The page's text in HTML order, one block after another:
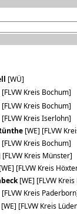
[WÜ]
[FLVW Kreis Bochum]
[FLVW Kreis Bochum]
[FLVW Kreis Iserlohn]
[WE] [FLVW
[FLVW Kreis Bochum]
Kreis Münster]
[WE] [FLVW Kreis
[WE] [FLVW
[FLVW Kreis
[WE] [FLVW Kreis